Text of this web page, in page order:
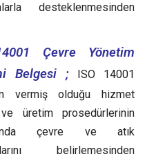
desteklenmesinden
Çevre Yönetim
Belgesi ;
ISO 14001
vermiş olduğu hizmet
üretim prosedürlerinin
çevre ve atık
belirlemesinden